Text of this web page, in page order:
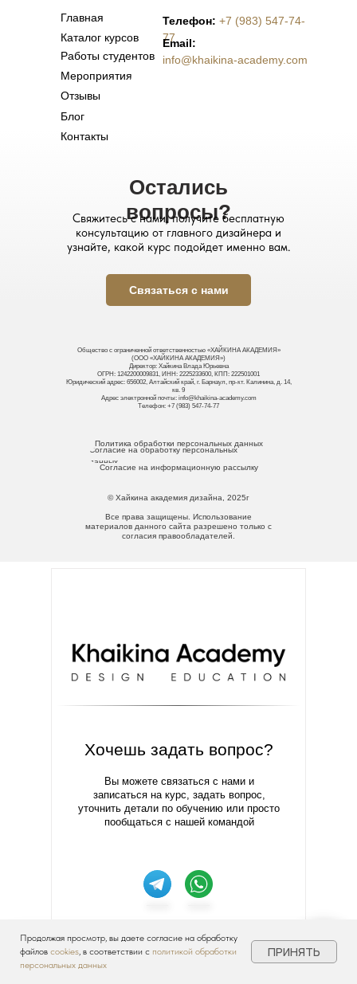
Связаться с нами
Остались
вопросы?
Свяжитесь с нами, получите бесплатную
консультацию от главного дизайнера и
узнайте, какой курс подойдет именно вам.
Телефон: +7 (983) 547-74-
77
Email:
info@khaikina-academy.com
Главная
Каталог курсов
Отзывы
Мероприятия
Работы студентов
Блог
Контакты
Политика обработки персональных данных
Согласие на обработку персональных
данных
Согласие на информационную рассылку
© Хайкина академия дизайна, 2025г
Все права защищены. Использование
материалов данного сайта разрешено только с
согласия правообладателей.
Общество с ограниченной ответственностью «ХАЙКИНА АКАДЕМИЯ»
(ООО «ХАЙКИНА АКАДЕМИЯ»)
Директор: Хайкина Влада Юрьевна
ОГРН: 1242200009831, ИНН: 2225233600, КПП: 222501001
Юридический адрес: 656002, Алтайский край, г. Барнаул, пр-кт. Калинина, д. 14,
кв. 9
Адрес электронной почты: info@khaikina-academy.com
Телефон: +7 (983) 547-74-77
Хочешь задать вопрос?
Вы можете связаться с нами и
записаться на курс, задать вопрос,
уточнить детали по обучению или просто
пообщаться с нашей командой
Copyright © Khaikina Academy
Все права защищены.
Продолжая просмотр, вы даете согласие на обработку
файлов cookies, в соответствии с политикой обработки
персональных данных
ПРИНЯТЬ